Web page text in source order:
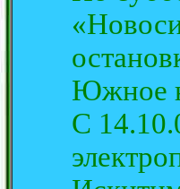
Южное
С